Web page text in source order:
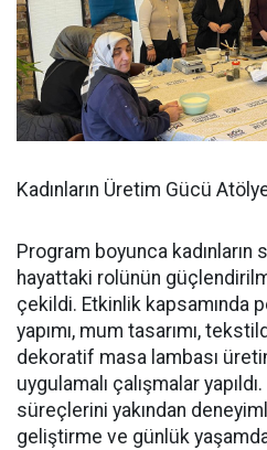
Kadınların Üretim Gücü
Program boyunca
hayattaki rolünün
çekildi. Etkinlik kapsamında
yapımı, mum tasarımı,
dekoratif masa lambası
uygulamalı çalışmalar
süreçlerini yakından
geliştirme ve günlük